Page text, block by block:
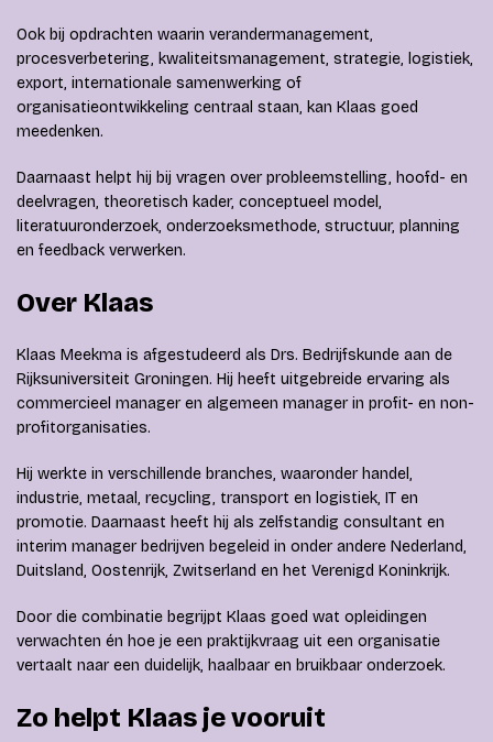
Ook bij opdrachten waarin verandermanagement,
procesverbetering, kwaliteitsmanagement, strategie, logistiek,
export, internationale samenwerking of
organisatieontwikkeling centraal staan, kan Klaas goed
meedenken.
Daarnaast helpt hij bij vragen over probleemstelling, hoofd- en
deelvragen, theoretisch kader, conceptueel model,
literatuuronderzoek, onderzoeksmethode, structuur, planning
en feedback verwerken.
Over Klaas
Klaas Meekma is afgestudeerd als Drs. Bedrijfskunde aan de
Rijksuniversiteit Groningen. Hij heeft uitgebreide ervaring als
commercieel manager en algemeen manager in profit- en non-
profitorganisaties.
Hij werkte in verschillende branches, waaronder handel,
industrie, metaal, recycling, transport en logistiek, IT en
promotie. Daarnaast heeft hij als zelfstandig consultant en
interim manager bedrijven begeleid in onder andere Nederland,
Duitsland, Oostenrijk, Zwitserland en het Verenigd Koninkrijk.
Door die combinatie begrijpt Klaas goed wat opleidingen
verwachten én hoe je een praktijkvraag uit een organisatie
vertaalt naar een duidelijk, haalbaar en bruikbaar onderzoek.
Zo helpt Klaas je vooruit